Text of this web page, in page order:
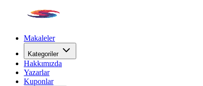
Makaleler
Kategoriler
Hakkımızda
Yazarlar
Kuponlar